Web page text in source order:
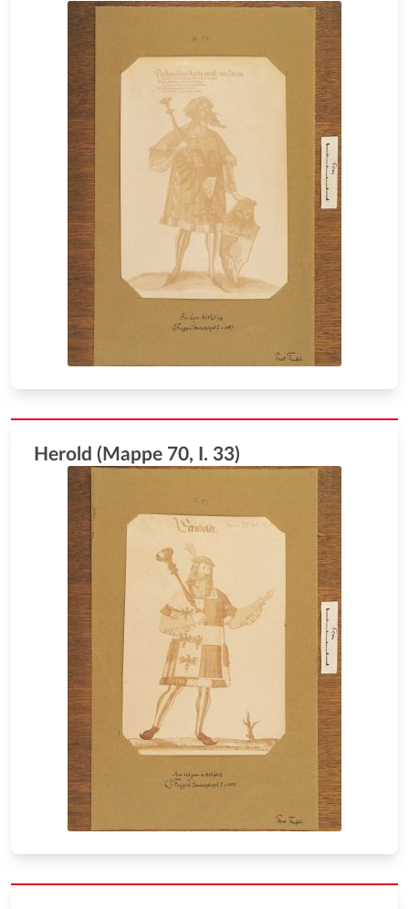
Herold (Mappe 70, I. 33)